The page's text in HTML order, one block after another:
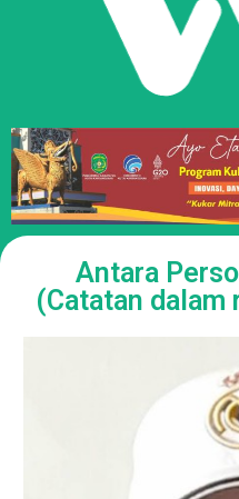
Antara
(Catatan